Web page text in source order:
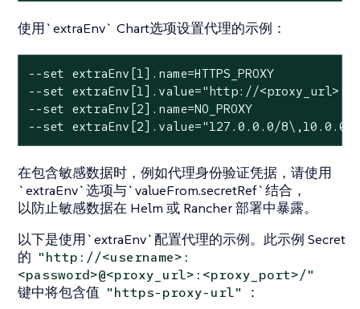
使用`extraEnv` Chart选项设置代理的示例：
--set extraEnv[1].name=HTTPS_PROXY
--set extraEnv[1].value="http://
--set extraEnv[2].name=NO_PROXY
--set extraEnv[2].value="127.0.0.0/
在包含敏感数据时，例如代理身份验证凭据，请使用
`extraEnv`选项与`valueFrom.secretRef`结合，
以防止敏感数据在 Helm 或 Rancher 部署中暴露。
以下是使用`extraEnv`配置代理的示例。此示例 Secret
的 "http://<username>:
<password>@<proxy_url>:<proxy_port>/"
键中将包含值 "https-proxy-url" ：